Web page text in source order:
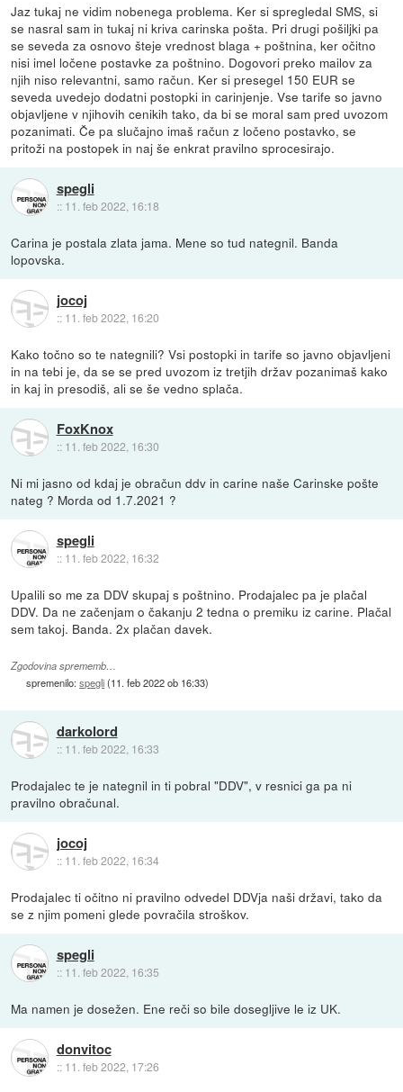
Jaz tukaj ne vidim nobenega problema. Ker si spregledal SMS, si
se nasral sam in tukaj ni kriva carinska pošta. Pri drugi pošiljki pa
se seveda za osnovo šteje vrednost blaga + poštnina, ker očitno
nisi imel ločene postavke za poštnino. Dogovori preko mailov za
njih niso relevantni, samo račun. Ker si presegel 150 EUR se
seveda uvedejo dodatni postopki in carinjenje. Vse tarife so javno
objavljene v njihovih cenikih tako, da bi se moral sam pred uvozom
pozanimati. Če pa slučajno imaš račun z ločeno postavko, se
pritoži na postopek in naj še enkrat pravilno sprocesirajo.
spegli
:: 11. feb 2022, 16:18
Carina je postala zlata jama. Mene so tud nategnil. Banda
lopovska.
jocoj
:: 11. feb 2022, 16:20
Kako točno so te nategnili? Vsi postopki in tarife so javno objavljeni
in na tebi je, da se se pred uvozom iz tretjih držav pozanimaš kako
in kaj in presodiš, ali se še vedno splača.
FoxKnox
:: 11. feb 2022, 16:30
Ni mi jasno od kdaj je obračun ddv in carine naše Carinske pošte
nateg ? Morda od 1.7.2021 ?
spegli
:: 11. feb 2022, 16:32
Upalili so me za DDV skupaj s poštnino. Prodajalec pa je plačal
DDV. Da ne začenjam o čakanju 2 tedna o premiku iz carine. Plačal
sem takoj. Banda. 2x plačan davek.
Zgodovina sprememb…
spremenilo:spegli(11. feb 2022 ob 16:33)
darkolord
:: 11. feb 2022, 16:33
Prodajalec te je nategnil in ti pobral "DDV", v resnici ga pa ni
pravilno obračunal.
jocoj
:: 11. feb 2022, 16:34
Prodajalec ti očitno ni pravilno odvedel DDVja naši državi, tako da
se z njim pomeni glede povračila stroškov.
spegli
:: 11. feb 2022, 16:35
Ma namen je dosežen. Ene reči so bile dosegljive le iz UK.
donvitoc
:: 11. feb 2022, 17:26